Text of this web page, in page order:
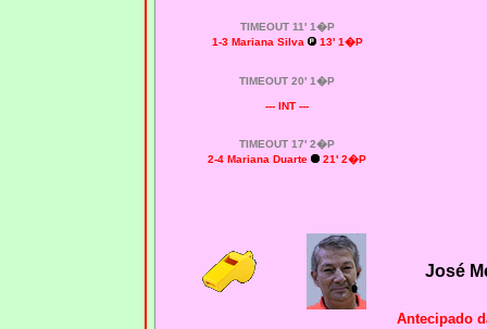
TIMEOUT 11' 1�P
1-3 Mariana Silva
13' 1�P
TIMEOUT 20' 1�P
--- INT ---
TIMEOUT 17' 2�P
2-4 Mariana Duarte
21' 2�P
José
Antecipado